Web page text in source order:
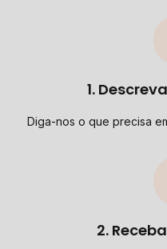
1.
Diga-nos o que precisa
2.